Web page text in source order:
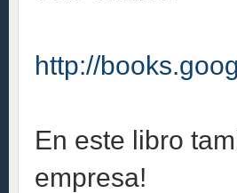
http://
En este libro
empresa!